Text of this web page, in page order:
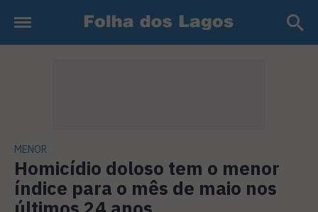
MENOR
Homicídio doloso tem o menor
índice para o mês de maio nos